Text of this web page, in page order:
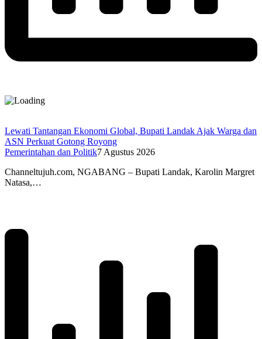
Lewati Tantangan Ekonomi Global, Bupati Landak Ajak Warga dan
ASN Perkuat Gotong Royong
Pemerintahan dan Politik7 Agustus 2026
Channeltujuh.com, NGABANG – Bupati Landak, Karolin Margret
Natasa,…